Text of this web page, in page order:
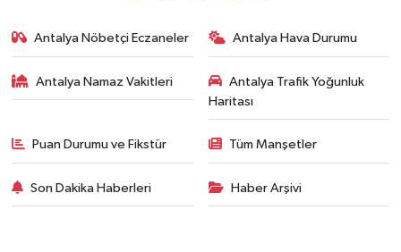
Antalya Nöbetçi Eczaneler Antalya Hava Durumu
Antalya Namaz Vakitleri
Antalya Trafik Yoğunluk
Haritası
Puan Durumu ve Fikstür Tüm Manşetler
Son Dakika Haberleri Haber Arşivi